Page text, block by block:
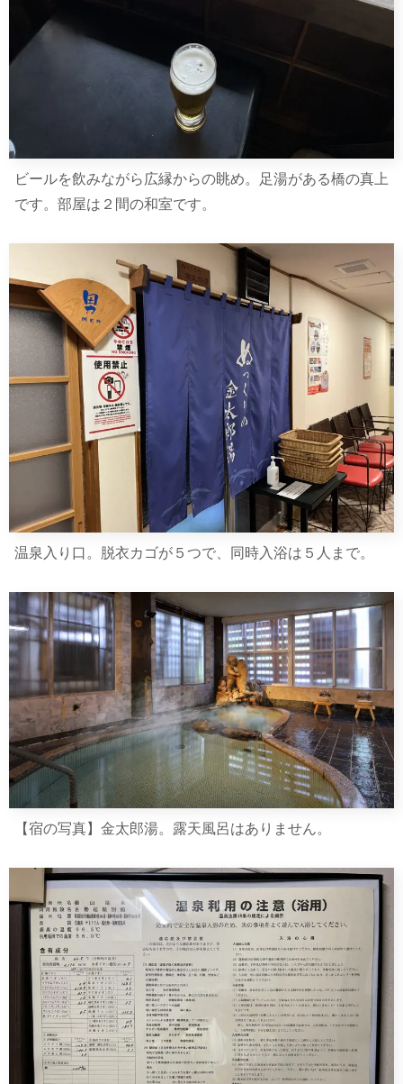
ビールを飲みながら広縁からの眺め。足湯がある橋の真上
です。部屋は２間の和室です。
温泉入り口。脱衣カゴが５つで、同時入浴は５人まで。
【宿の写真】金太郎湯。露天風呂はありません。